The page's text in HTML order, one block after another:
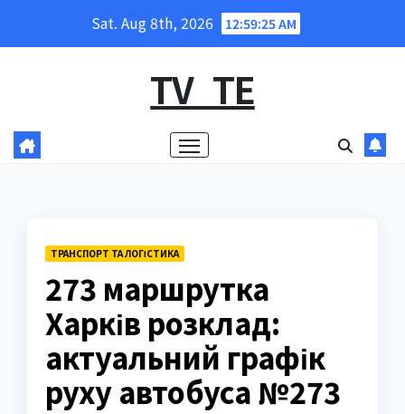
Sat. Aug 8th, 2026 12:59:26 AM
TV_TE
ТРАНСПОРТ ТА ЛОГІСТИКА
273 маршрутка
Харків розклад:
актуальний графік
руху автобуса №273